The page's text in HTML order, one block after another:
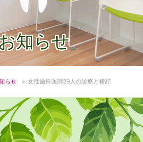
知らせ
らせ > 女性歯科医師29人の診療と横顔